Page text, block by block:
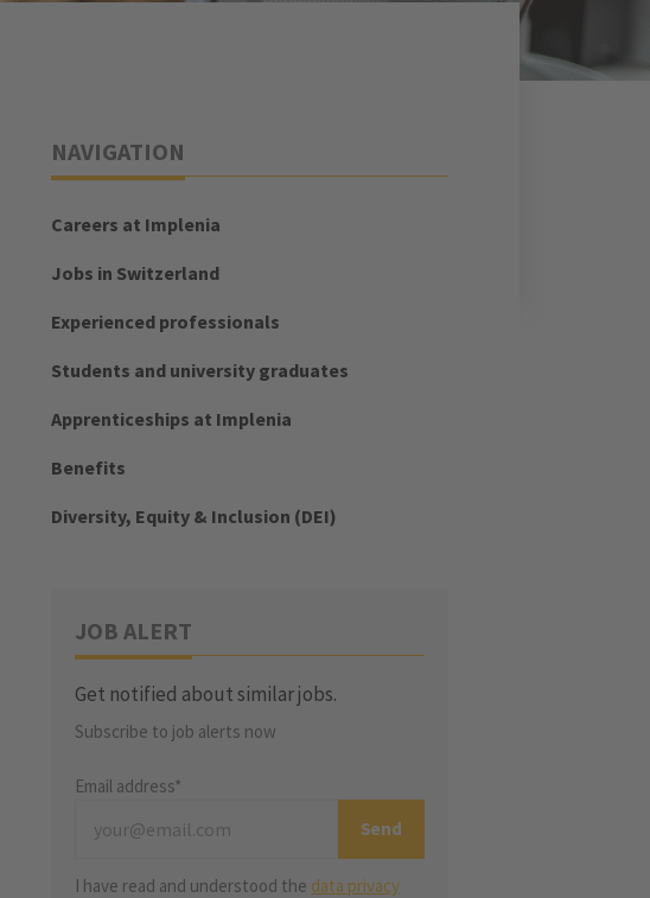
NAVIGATION
Careers at Implenia
Jobs in Switzerland
Experienced professionals
Students and university graduates
Apprenticeships at Implenia
Benefits
Diversity, Equity & Inclusion (DEI)
JOB ALERT
Get notified about similar jobs.
Subscribe to job alerts now
Email address*
I have read and understood the data privacy